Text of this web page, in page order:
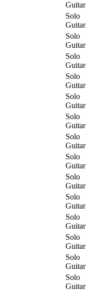
Guitar
Solo
Guitar
Solo
Guitar
Solo
Guitar
Solo
Guitar
Solo
Guitar
Solo
Guitar
Solo
Guitar
Solo
Guitar
Solo
Guitar
Solo
Guitar
Solo
Guitar
Solo
Guitar
Solo
Guitar
Solo
Guitar